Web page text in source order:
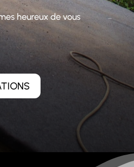
heureux de vous